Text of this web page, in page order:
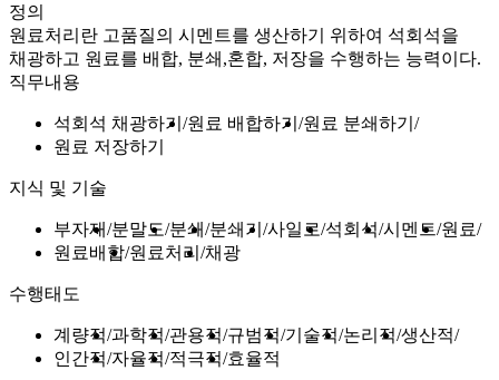
정의
원료처리란 고품질의 시멘트를 생산하기 위하여 석회석을
채광하고 원료를 배합, 분쇄,혼합, 저장을 수행하는 능력이다.
직무내용
석회석 채광하기 원료 배합하기
원료 분쇄하기
원료 저장하기
지식 및 기술
부자재 분말도 분쇄 분쇄기 사일로 석회석 시멘트 원료
원료배합 원료처리 채광
수행태도
계량적 과학적 관용적 규범적 기술적 논리적 생산적
인간적 자율적 적극적 효율적